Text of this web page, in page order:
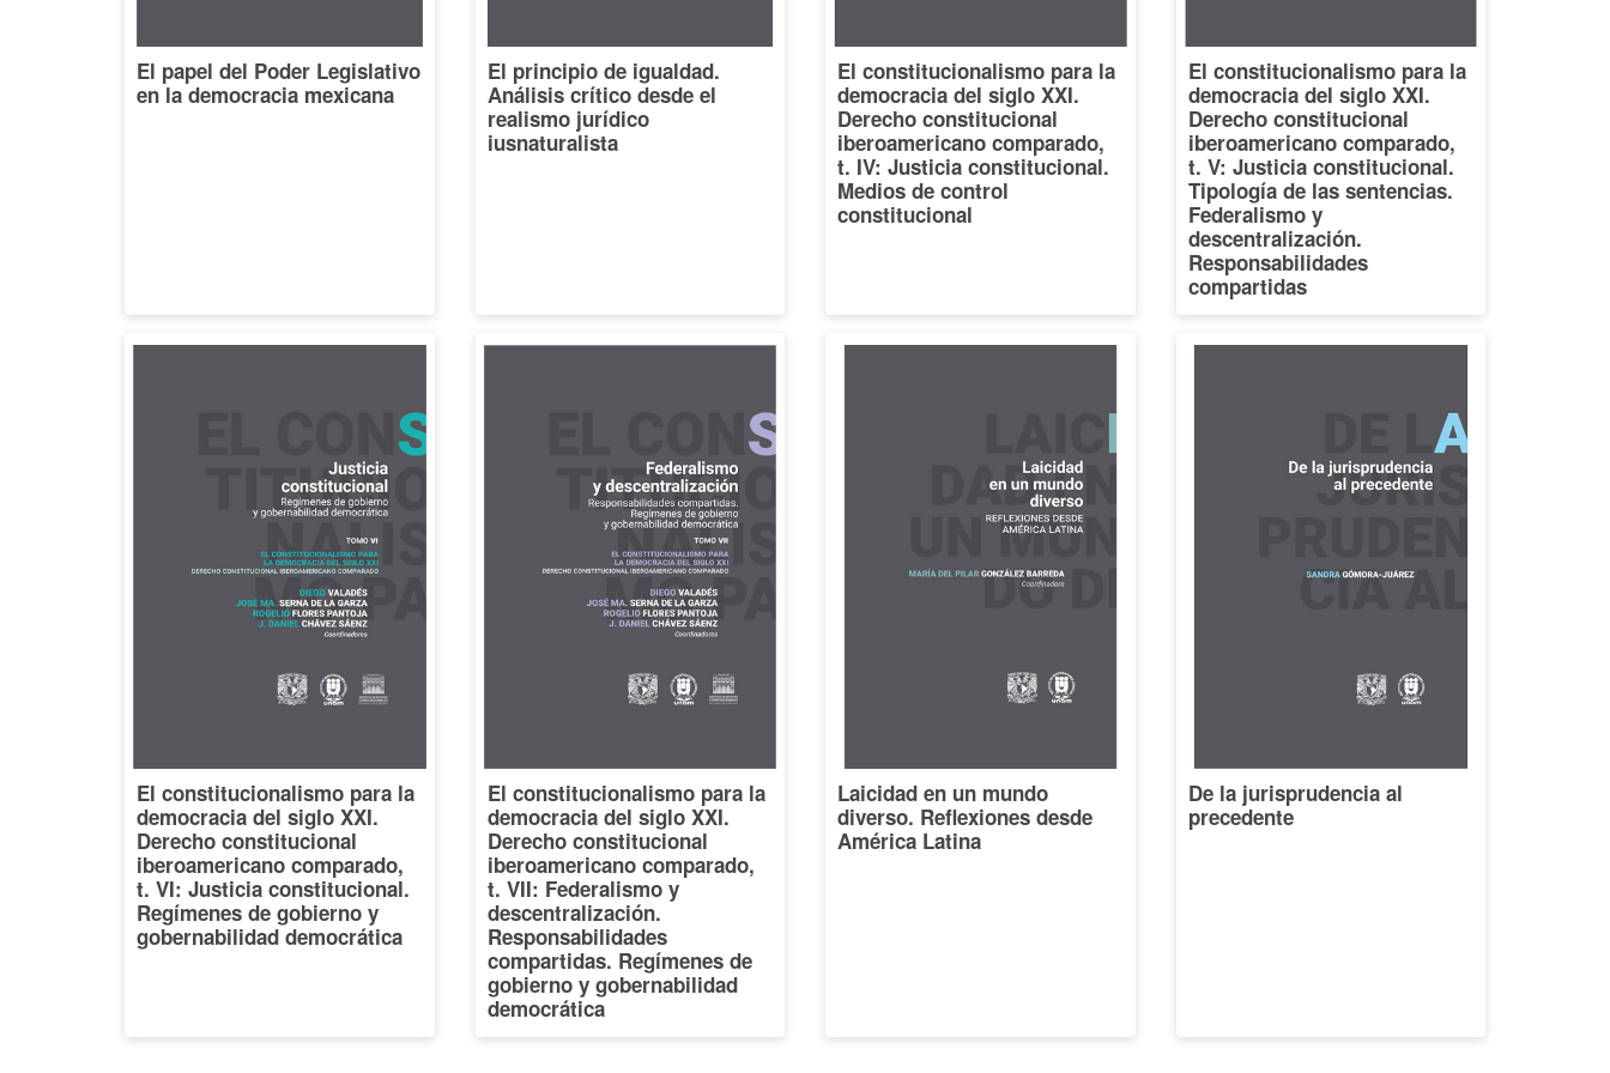
El papel del Poder Legislativo
en la democracia mexicana
El principio de igualdad.
Análisis crítico desde el
realismo jurídico
iusnaturalista
El constitucionalismo para la
democracia del siglo XXI.
Derecho constitucional
iberoamericano comparado,
t. IV: Justicia constitucional.
Medios de control
constitucional
El constitucionalismo para la
democracia del siglo XXI.
Derecho constitucional
iberoamericano comparado,
t. V: Justicia constitucional.
Tipología de las sentencias.
Federalismo y
descentralización.
Responsabilidades
compartidas
El constitucionalismo para la
democracia del siglo XXI.
Derecho constitucional
iberoamericano comparado,
t. VI: Justicia constitucional.
Regímenes de gobierno y
gobernabilidad democrática
El constitucionalismo para la
democracia del siglo XXI.
Derecho constitucional
iberoamericano comparado,
t. VII: Federalismo y
descentralización.
Responsabilidades
compartidas. Regímenes de
gobierno y gobernabilidad
democrática
Laicidad en un mundo
diverso. Reflexiones desde
América Latina
De la jurisprudencia al
precedente